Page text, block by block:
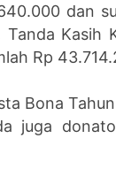
dan
Tanda Kasih
Rp
Bona
juga